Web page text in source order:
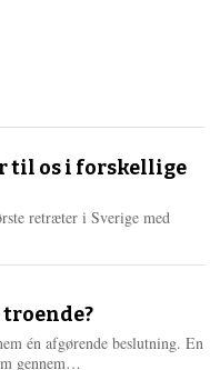
til os i forskellige
retræter i Sverige med
én afgørende beslutning. En
gennem…